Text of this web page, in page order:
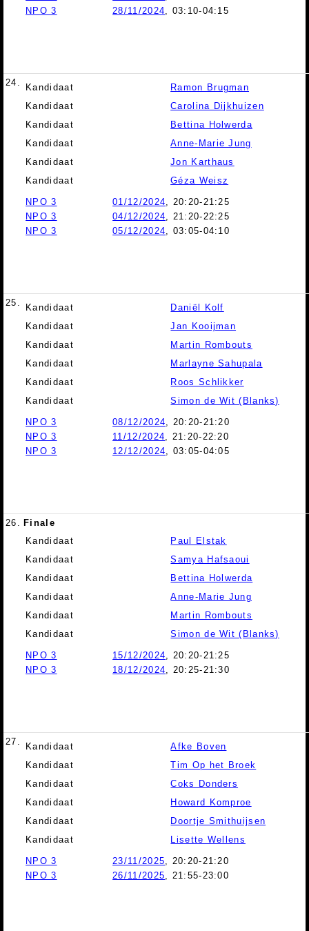
NPO 3
28/11/2024, 03:10-04:15
24. Kandidaat
Ramon Brugman
Kandidaat
Carolina Dijkhuizen
Kandidaat
Bettina Holwerda
Kandidaat
Anne-Marie Jung
Kandidaat
Jon Karthaus
Kandidaat
Géza Weisz
NPO 3 01/12/2024, 20:20-21:25
NPO 3
04/12/2024, 21:20-22:25
NPO 3
05/12/2024, 03:05-04:10
25. Kandidaat
Daniël Kolf
Kandidaat
Jan Kooijman
Kandidaat
Martin Rombouts
Kandidaat
Marlayne Sahupala
Kandidaat
Roos Schlikker
Kandidaat
Simon de Wit (Blanks)
NPO 3 08/12/2024, 20:20-21:20
NPO 3
11/12/2024, 21:20-22:20
NPO 3
12/12/2024, 03:05-04:05
26. Finale
Kandidaat
Paul Elstak
Kandidaat
Samya Hafsaoui
Kandidaat
Bettina Holwerda
Kandidaat
Anne-Marie Jung
Kandidaat
Martin Rombouts
Kandidaat
Simon de Wit (Blanks)
NPO 3 15/12/2024, 20:20-21:25
NPO 3
18/12/2024, 20:25-21:30
27. Kandidaat
Afke Boven
Kandidaat
Tim Op het Broek
Kandidaat
Coks Donders
Kandidaat
Howard Komproe
Kandidaat
Doortje Smithuijsen
Kandidaat
Lisette Wellens
NPO 3 23/11/2025, 20:20-21:20
NPO 3
26/11/2025, 21:55-23:00